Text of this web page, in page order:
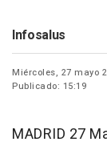
Infosalus
Miércoles, 27 mayo
Publicado: 15:19
MADRID 27